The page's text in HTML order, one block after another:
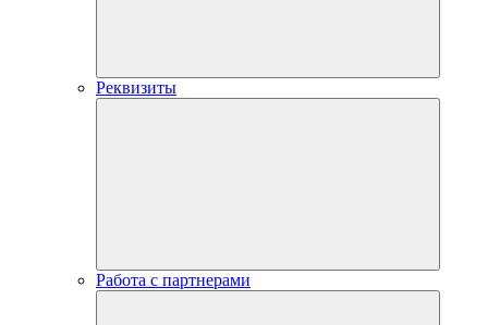
Реквизиты
Работа с партнерами